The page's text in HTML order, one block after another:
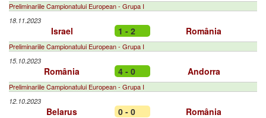
Preliminariile Campionatului European - Grupa I
18.11.2023
Israel 1 - 2 România
Preliminariile Campionatului European - Grupa I
15.10.2023
România 4 - 0 Andorra
Preliminariile Campionatului European - Grupa I
12.10.2023
Belarus 0 - 0 România